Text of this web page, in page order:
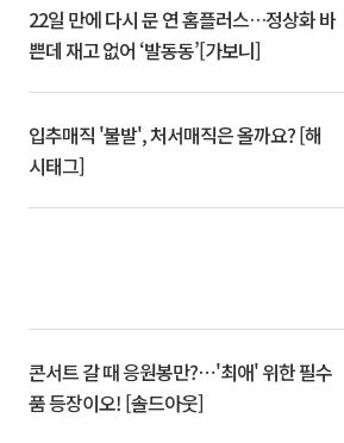
22일 만에 다시 문 연 홈플러스…정상화 바
쁜데 재고 없어 ‘발동동’[가보니]
입추매직 '불발', 처서매직은 올까요? [해
시태그]
콘서트 갈 때 응원봉만?⋯'최애' 위한 필수
품 등장이오! [솔드아웃]